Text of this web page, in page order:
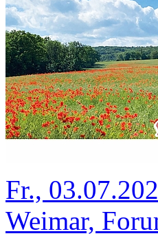
Fr.,
Weimar,